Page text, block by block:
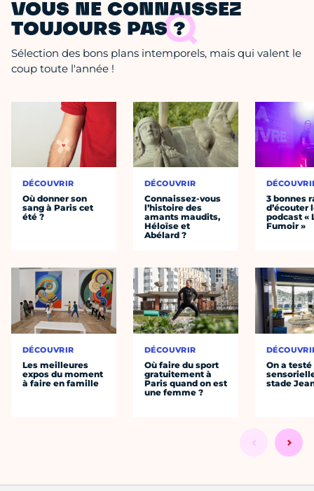
VOUS NE CONNAISSEZ
TOUJOURS PAS ?
Sélection des bons plans intemporels, mais qui valent le
coup toute l'année !
DÉCOUVRIR
Où donner son
sang à Paris cet
été ?
DÉCOUVRIR
Les meilleures
expos du moment
à faire en famille
DÉCOUVRIR
Connaissez-vous
l’histoire des
amants maudits,
Héloïse et
Abélard ?
DÉCOUVRIR
Où faire du sport
gratuitement à
Paris quand on est
une femme ?
3 bonnes
d’écouter
podcast «
Fumoir »
On a
stade